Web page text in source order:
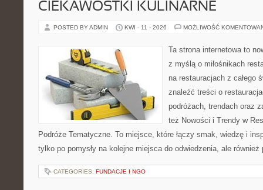
CIEKAWOSTKI KULINARNE
POSTED BY ADMIN KWI - 11 - 2026 MOŻLIWOŚĆ
Ta strona internetowa to
z myślą o miłośnikach
na restauracjach z całego
znaleźć treści o
podróżach, trendach oraz
też Nowości i Trendy w
Podróże Tematyczne. To miejsce, które łączy smak, wiedzę i
tylko po pomysły na kolejne miejsca do odwiedzenia, ale
CATEGORIES: FUNDACJE I NGO